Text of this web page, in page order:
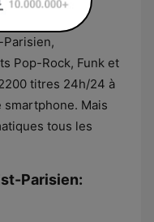
School
Parisien,
Pop-Rock, Funk et
titres 24h/24 à
Mais
tous les
Parisien: